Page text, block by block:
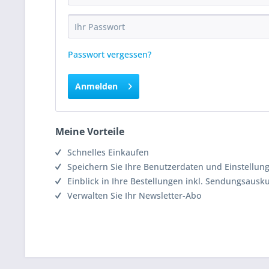
Passwort vergessen?
Anmelden
Meine Vorteile
Schnelles Einkaufen
Speichern Sie Ihre Benutzerdaten und
Einblick in Ihre Bestellungen inkl.
Verwalten Sie Ihr Newsletter-Abo